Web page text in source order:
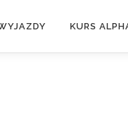
KURS